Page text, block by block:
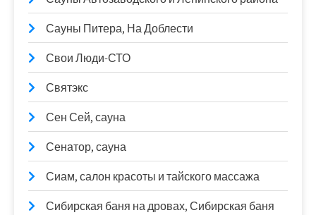
Сауны Питера, На Доблести
Свои Люди-СТО
Святэкс
Сен Сей, сауна
Сенатор, сауна
Сиам, салон красоты и тайского массажа
Сибирская баня на дровах, Сибирская баня